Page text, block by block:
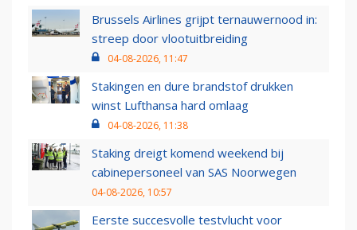
Brussels Airlines grijpt ternauwernood in:
streep door vlootuitbreiding
04-08-2026, 11:47
Stakingen en dure brandstof drukken
winst Lufthansa hard omlaag
04-08-2026, 11:38
Staking dreigt komend weekend bij
cabinepersoneel van SAS Noorwegen
04-08-2026, 10:57
Eerste succesvolle testvlucht voor